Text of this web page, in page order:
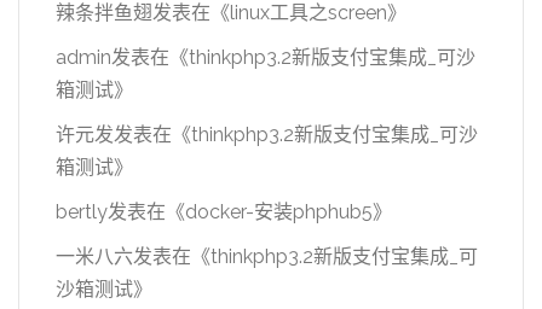
辣条拌鱼翅发表在《linux工具之screen》
admin发表在《thinkphp3.2新版支付宝集成_可沙
箱测试》
许元发发表在《thinkphp3.2新版支付宝集成_可沙
箱测试》
bertly发表在《docker-安装phphub5》
一米八六发表在《thinkphp3.2新版支付宝集成_可
沙箱测试》